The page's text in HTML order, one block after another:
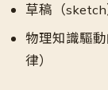
草稿（
物理知識驅
律）